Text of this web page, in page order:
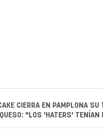
CIERRA EN PAMPLONA SU
"LOS 'HATERS' TENÍAN